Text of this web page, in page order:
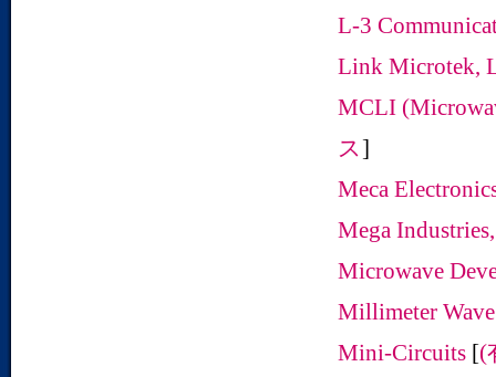
L-3
Link Microtek,
MCLI
ス]
Meca
Mega
Microwave
Millimeter
Mini-Circuits [(